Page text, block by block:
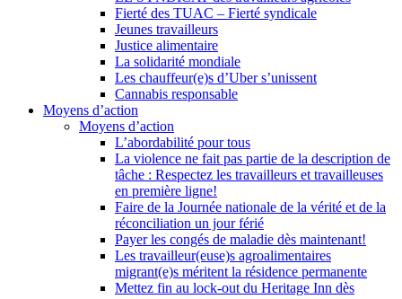
Fierté des TUAC – Fierté syndicale
Jeunes travailleurs
Justice alimentaire
La solidarité mondiale
Les chauffeur(e)s d’Uber s’unissent
Cannabis responsable
Moyens d’action
Moyens d’action
L’abordabilité pour tous
La violence ne fait pas partie de la description de
tâche : Respectez les travailleurs et travailleuses
en première ligne!
Faire de la Journée nationale de la vérité et de la
réconciliation un jour férié
Payer les congés de maladie dès maintenant!
Les travailleur(euse)s agroalimentaires
migrant(e)s méritent la résidence permanente
Mettez fin au lock-out du Heritage Inn dès